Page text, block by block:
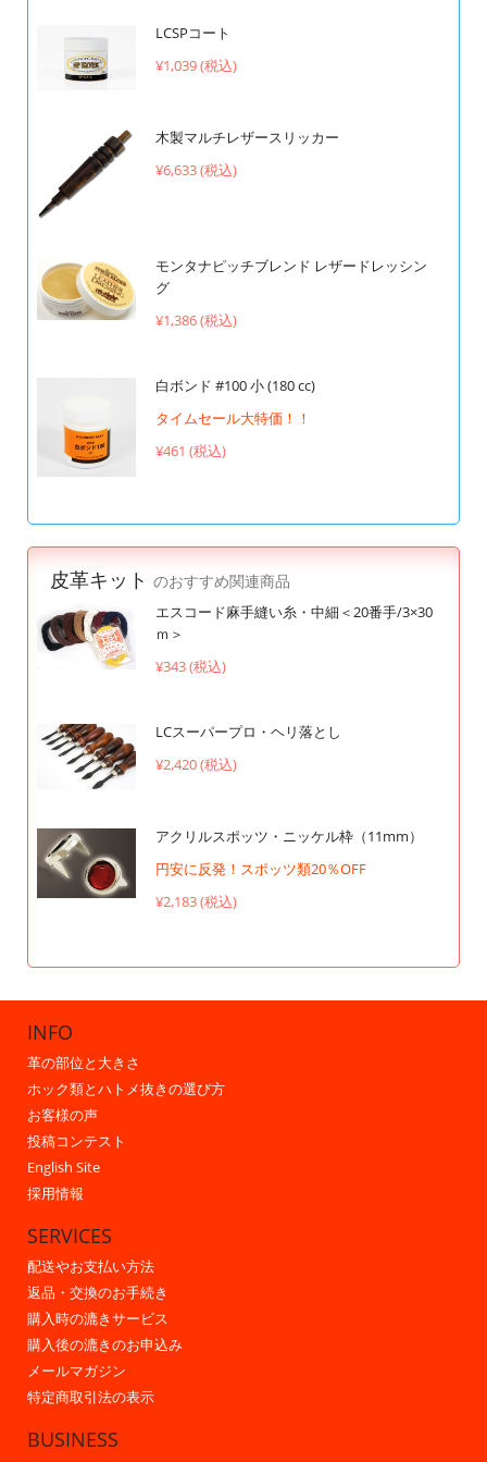
LCSPコート
¥1,039 (税込)
木製マルチレザースリッカー
¥6,633 (税込)
モンタナピッチブレンド レザードレッシン
グ
¥1,386 (税込)
白ボンド #100 小 (180 cc)
タイムセール大特価！！
¥461 (税込)
皮革キット のおすすめ関連商品
エスコード麻手縫い糸・中細＜20番手/3×30
ｍ＞
¥343 (税込)
LCスーパープロ・ヘリ落とし
¥2,420 (税込)
アクリルスポッツ・ニッケル枠（11mm）
円安に反発！スポッツ類20％OFF
¥2,183 (税込)
INFO
革の部位と大きさ
ホック類とハトメ抜きの選び方
お客様の声
投稿コンテスト
English Site
採用情報
SERVICES
配送やお支払い方法
返品・交換のお手続き
購入時の漉きサービス
購入後の漉きのお申込み
メールマガジン
特定商取引法の表示
BUSINESS